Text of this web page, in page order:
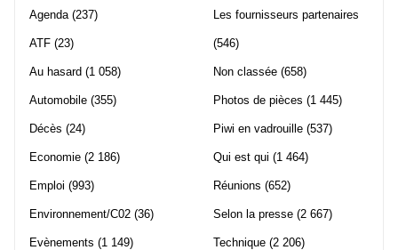
Agenda (237)
ATF (23)
Au hasard (1 058)
Automobile (355)
Décès (24)
Economie (2 186)
Emploi (993)
Environnement/C02 (36)
Evènements (1 149)
Les fournisseurs partenaires
(546)
Non classée (658)
Photos de pièces (1 445)
Piwi en vadrouille (537)
Qui est qui (1 464)
Réunions (652)
Selon la presse (2 667)
Technique (2 206)